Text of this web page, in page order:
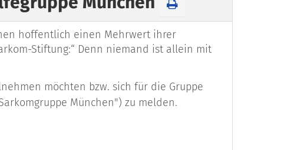
hoffentlich einen Mehrwert ihrer
Stiftung:“ Denn niemand ist allein mit
möchten bzw. sich für die Gruppe
München") zu melden.